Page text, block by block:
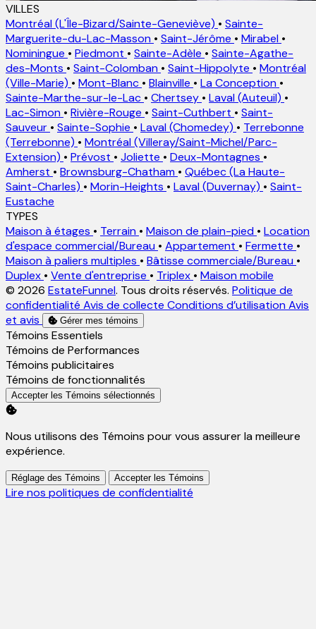
VILLES
Montréal (L'Île-Bizard/Sainte-Geneviève) • Sainte-
Marguerite-du-Lac-Masson • Saint-Jérôme • Mirabel •
Nominingue • Piedmont • Sainte-Adèle • Sainte-Agathe-
des-Monts • Saint-Colomban • Saint-Hippolyte • Montréal
(Ville-Marie) • Mont-Blanc • Blainville • La Conception •
Sainte-Marthe-sur-le-Lac • Chertsey • Laval (Auteuil) •
Lac-Simon • Rivière-Rouge • Saint-Cuthbert • Saint-
Sauveur • Sainte-Sophie • Laval (Chomedey) • Terrebonne
(Terrebonne) • Montréal (Villeray/Saint-Michel/Parc-
Extension) • Prévost • Joliette • Deux-Montagnes •
Amherst • Brownsburg-Chatham • Québec (La Haute-
Saint-Charles) • Morin-Heights • Laval (Duvernay) • Saint-
Eustache
TYPES
Maison à étages • Terrain • Maison de plain-pied • Location
d'espace commercial/Bureau • Appartement • Fermette •
Maison à paliers multiples • Bâtisse commerciale/Bureau •
Duplex • Vente d'entreprise • Triplex • Maison mobile
© 2026 EstateFunnel. Tous droits réservés. Politique de
confidentialité Avis de collecte Conditions d’utilisation Avis
et avis
Gérer mes témoins
Activer
Témoins Essentiels
Activer
Témoins de Performances
Activer
Témoins publicitaires
Activer
Témoins de fonctionnalités
Accepter les Témoins sélectionnés
Nous utilisons des Témoins pour vous assurer la meilleure
expérience.
Réglage des Témoins Accepter les Témoins
Lire nos politiques de confidentialité